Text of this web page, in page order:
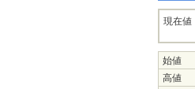
現在値
始値
高値